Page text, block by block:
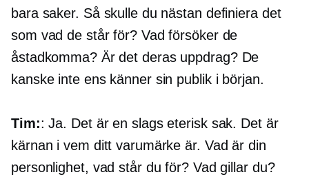
bara saker. Så skulle du nästan definiera det
som vad de står för? Vad försöker de
åstadkomma? Är det deras uppdrag? De
kanske inte ens känner sin publik i början.
Tim:: Ja. Det är en slags eterisk sak. Det är
kärnan i vem ditt varumärke är. Vad är din
personlighet, vad står du för? Vad gillar du?